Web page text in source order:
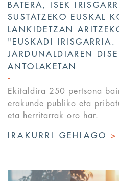
BATERA, ISEK
SUSTATZEKO EUSKAL
LANKIDETZAN
"EUSKADI IRISGARRIA.
JARDUNALDIAREN
ANTOLAKETAN
Ekitaldira 250 pertsona
erakunde publiko eta
eta herritarrak oro har.
IRAKURRI GEHIAGO>